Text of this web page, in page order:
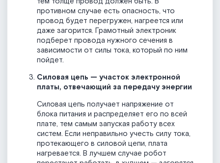
противном случае есть опасность, что
провод будет перегружен, нагреется или
даже загорится. Грамотный электроник
подберет провода нужного сечения в
зависимости от силы тока, который по ним
пойдет.
Силовая цепь — участок электронной
платы, отвечающий за передачу энергии
Силовая цепь получает напряжение от
блока питания и распределяет его по всей
плате, тем самым запуская работу всех
систем. Если неправильно учесть силу тока,
протекающего в силовой цепи, плата
нагревается. В лучшем случае робот